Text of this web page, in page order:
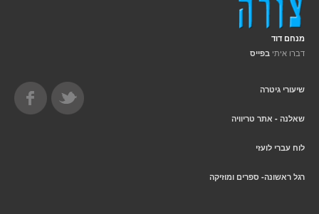
מנחם דוד
דברו איתי בפייס
שיעורי גיטרה
שאלנה - אתר טריוויה
לוח עברי לועזי
רגל ראשונה- ספרים ומוזיקה